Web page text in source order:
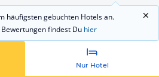
häufigsten gebuchten Hotels an.
findest Du hier
Nur Hotel